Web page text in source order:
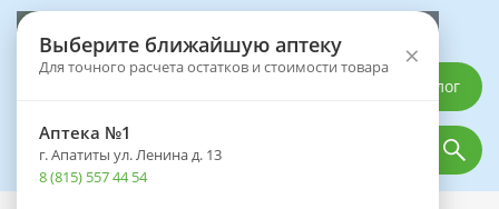
Выберите ближайшую аптеку
Для точного расчета остатков и стоимости товара ×
Аптека №1
г. Апатиты ул. Ленина д. 13
8 (815) 557 44 54
Каталог